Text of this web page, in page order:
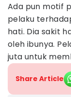
Ada pun motif
pelaku
hati. Dia sakit
oleh ibunya.
juta untuk
Share Article